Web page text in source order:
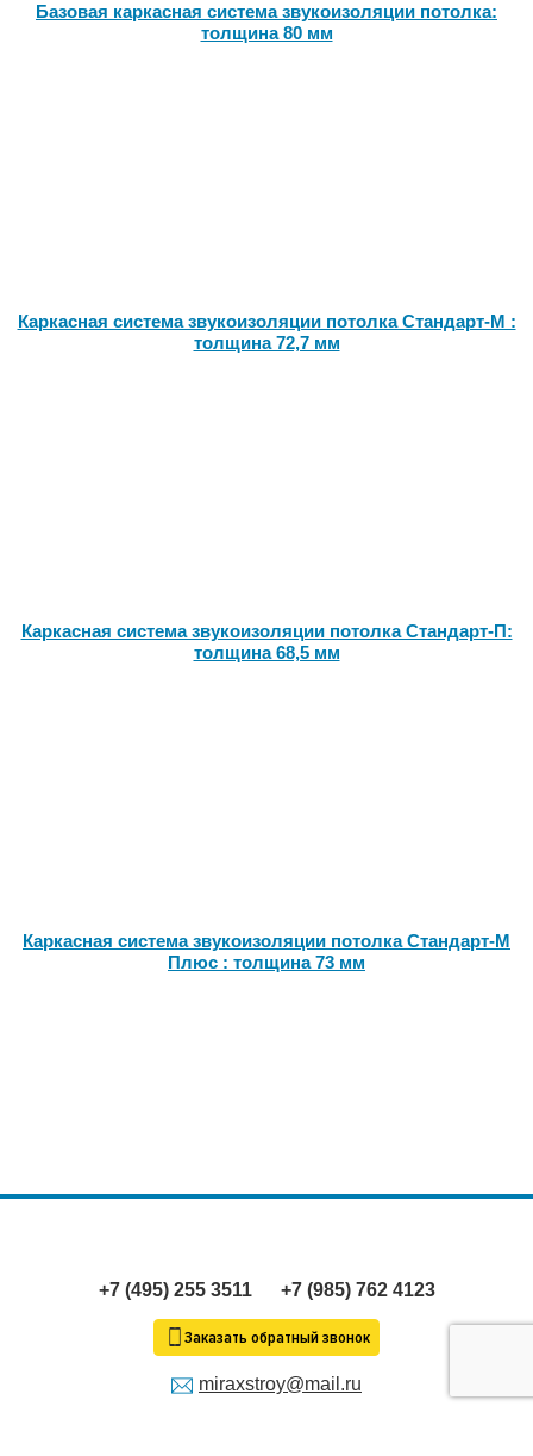
Базовая каркасная система звукоизоляции потолка:
толщина 80 мм
Каркасная система звукоизоляции потолка Стандарт-М :
толщина 72,7 мм
Каркасная система звукоизоляции потолка Стандарт-П:
толщина 68,5 мм
Каркасная система звукоизоляции потолка Стандарт-М
Плюс : толщина 73 мм
+7 (495) 255 3511 +7 (985) 762 4123
Заказать обратный звонок
miraxstroy@mail.ru